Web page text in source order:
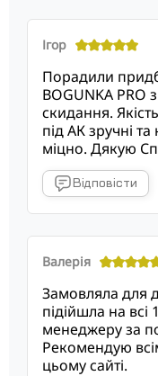
Ігор
Порадили
BOGUNKA
скидання.
під АК зручні
міцно. Дякую
Відповісти
Валерія
Замовляла для
підійшла на всі
менеджеру за
Рекомендую
цьому сайті.